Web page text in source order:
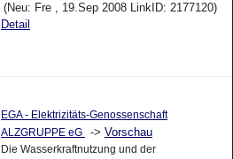
(Neu: Fre , 19.Sep 2008 LinkID: 2177120)
Detail
EGA - Elektrizitäts-Genossenschaft
ALZGRUPPE eG
-> Vorschau
Die Wasserkraftnutzung und der